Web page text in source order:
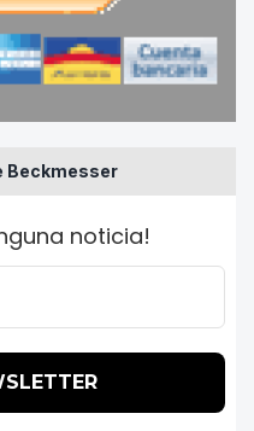
Beckmesser
noticia!